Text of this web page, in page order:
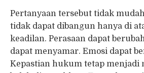
Pertanyaan tersebut tidak
tidak dapat dibangun hanya di
keadilan. Perasaan dapat
dapat menyamar. Emosi dapat
Kepastian hukum tetap menjadi